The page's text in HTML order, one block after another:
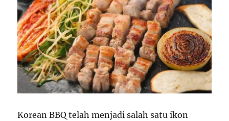
Korean BBQ telah menjadi salah satu ikon